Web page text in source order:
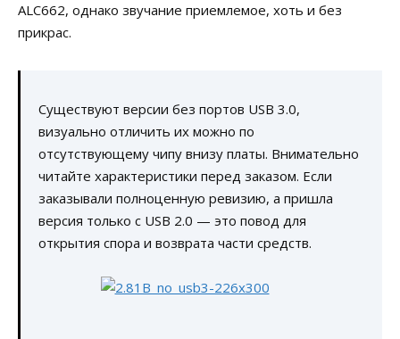
ALC662, однако звучание приемлемое, хоть и без
прикрас.
Существуют версии без портов USB 3.0,
визуально отличить их можно по
отсутствующему чипу внизу платы. Внимательно
читайте характеристики перед заказом. Если
заказывали полноценную ревизию, а пришла
версия только с USB 2.0 — это повод для
открытия спора и возврата части средств.